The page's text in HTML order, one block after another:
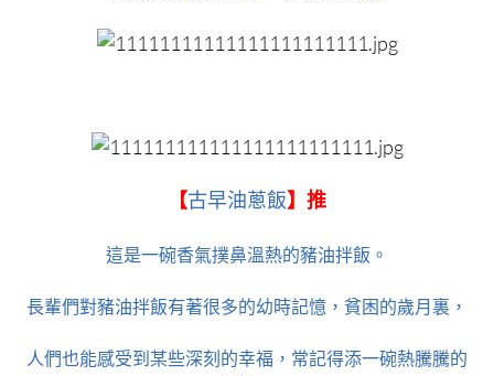
【古早油蔥飯】推
這是一碗香氣撲鼻溫熱的豬油拌飯。
長輩們對豬油拌飯有著很多的幼時記憶，貧困的歲月裏，
人們也能感受到某些深刻的幸福，常記得添一碗熱騰騰的